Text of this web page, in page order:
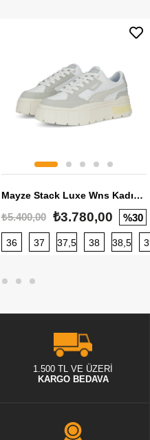
40 40,5 41 42 42,5
Mayze Stack Luxe Wns Kadın Sneaker
₺5.400,00 ₺3.780,00 %30
36 37 37,5 38 38,5
1.500 TL VE ÜZERİ
KARGO BEDAVA